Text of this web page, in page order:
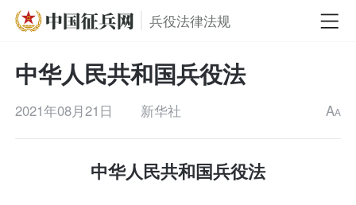
兵役法律法规
中华人民共和国兵役法
2021年08月21日 新华社 AA
中华人民共和国兵役法